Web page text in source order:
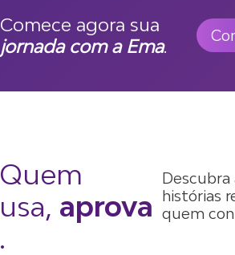
Comece agora sua
jornada com a Ema.
Quem
usa, aprova
.
Descubra
histórias
quem